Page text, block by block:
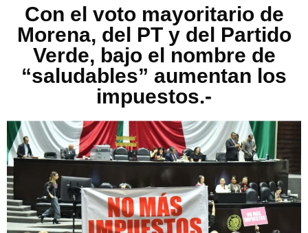
Con el voto mayoritario de
Morena, del PT y del Partido
Verde, bajo el nombre de
“saludables” aumentan los
impuestos.-